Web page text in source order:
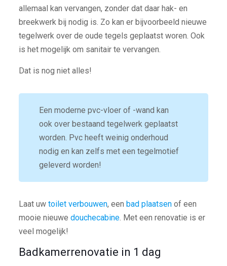
allemaal kan vervangen, zonder dat daar hak- en
breekwerk bij nodig is. Zo kan er bijvoorbeeld nieuwe
tegelwerk over de oude tegels geplaatst woren. Ook
is het mogelijk om sanitair te vervangen.
Dat is nog niet alles!
Een moderne pvc-vloer of -wand kan
ook over bestaand tegelwerk geplaatst
worden. Pvc heeft weinig onderhoud
nodig en kan zelfs met een tegelmotief
geleverd worden!
Laat uw toilet verbouwen, een bad plaatsenof een
mooie nieuwe douchecabine. Met een renovatie is er
veel mogelijk!
Badkamerrenovatie in 1 dag